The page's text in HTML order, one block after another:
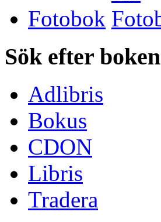
Fotobok
Sök efter boken
Adlibris
Bokus
CDON
Libris
Tradera